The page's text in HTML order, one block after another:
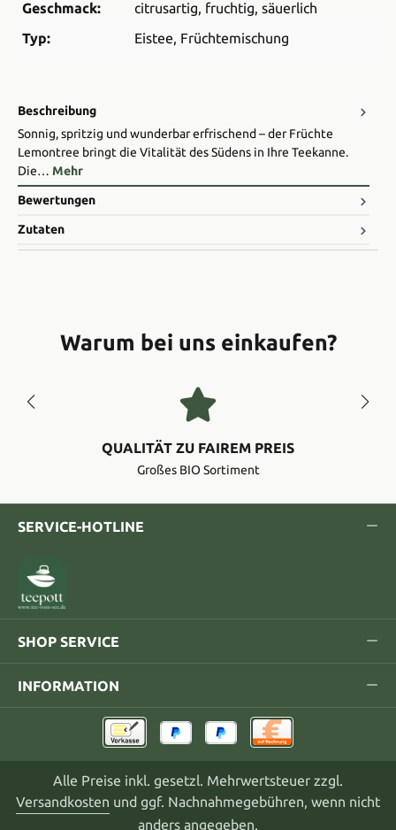
Geschmack:
citrusartig, fruchtig, säuerlich
Typ:
Eistee, Früchtemischung
Beschreibung
Sonnig, spritzig und wunderbar erfrischend – der Früchte
Lemontree bringt die Vitalität des Südens in Ihre Teekanne.
Die… Mehr
Bewertungen
Zutaten
Warum bei uns einkaufen?
QUALITÄT ZU FAIREM PREIS
Großes BIO Sortiment
SERVICE-HOTLINE
SHOP SERVICE
INFORMATION
Alle Preise inkl. gesetzl. Mehrwertsteuer zzgl.
Versandkosten und ggf. Nachnahmegebühren, wenn nicht
anders angegeben.